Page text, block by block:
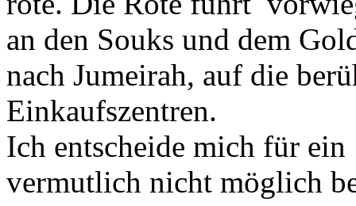
an den Souks und dem
nach Jumeirah, auf die
Einkaufszentren.
Ich entscheide mich für
vermutlich nicht möglich